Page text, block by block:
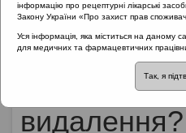
Чи є ступінь
збільшення
показом до
видалення?
інформацію про рецептурні лікарські
Закону України «Про захист прав
Уся інформація, яка міститься на даному
для медичних та фармацевтичних
Так, я